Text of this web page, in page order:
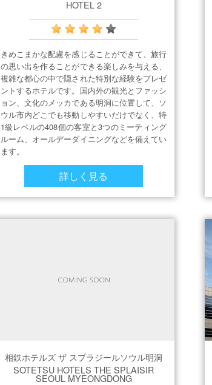
HOTEL 2
きめこまかな配慮を感じることができて、旅行
の思い出を作ることができる楽しみを与える、
複雑な都心の中で隠された特別な経験をプレゼ
ントするホテルです。国内外の観光とファッシ
ョン、文化のメッカである明洞に位置して、ソ
ウル市内どこでも移動しやすいだけでなく、特
1級レベルの408個の客室と3つのミーティング
ルーム、オールデーダイニングなどを備えてい
ます。
詳しく見る
相鉄ホテルズ ザ スプラジールソウル明洞
SOTETSU HOTELS THE SPLAISIR
SEOUL MYEONGDONG